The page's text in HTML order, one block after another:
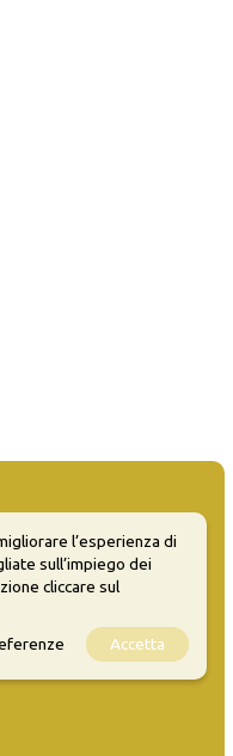
l’esperienza di
sull’impiego dei
cliccare sul
Accetta